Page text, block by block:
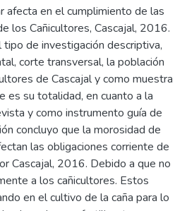
afecta en el cumplimiento de las
los Cañicultores, Cascajal, 2016.
de investigación descriptiva,
corte transversal, la población
de Cascajal y como muestra
es su totalidad, en cuanto a la
y como instrumento guía de
concluyo que la morosidad de
las obligaciones corriente de
Cascajal, 2016. Debido a que no
a los cañicultores. Estos
en el cultivo de la caña para lo